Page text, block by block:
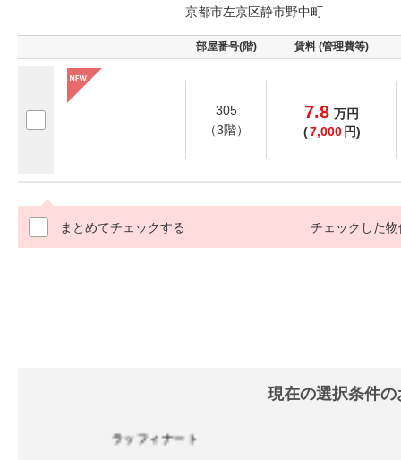
京都市左京区静市野中町
部屋番号(階) 賃料 (管理費等)
305
（3階）
7.8 万円
(7,000 円)
まとめてチェックする チェックした物
現在の選択条件
ラッフィナート